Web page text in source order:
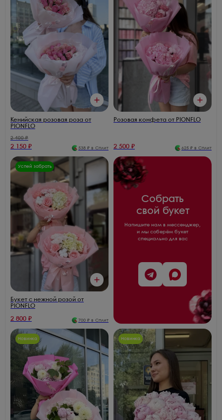
Кенийская розовая роза от
PIONFLO
2 400₽
2 150 ₽ 538 ₽ в Сплит
Розовая конфета от PIONFLO
2 500 ₽ 625 ₽ в Сплит
Успей забрать
Букет с нежной розой от
PIONFLO
2 800 ₽ 700 ₽ в Сплит
Собрать
свой букет
Напишите нам в мессенджер,
и мы соберём букет
специально для вас
Новинка Новинка